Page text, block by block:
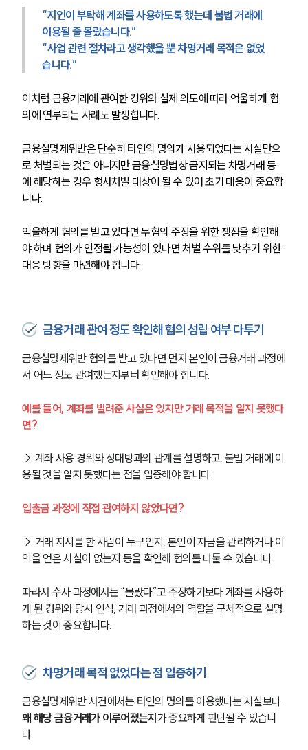
“지인이 부탁해 계좌를 사용하도록 했는데 불법 거래에
이용될 줄 몰랐습니다.”
“사업 관련 절차라고 생각했을 뿐 차명거래 목적은 없었
습니다.”
이처럼 금융거래에 관여한 경위와 실제 의도에 따라 억울하게 혐
의에 연루되는 사례도 발생합니다.
금융실명제위반은 단순히 타인의 명의가 사용되었다는 사실만으
로 처벌되는 것은 아니지만 금융실명법상 금지되는 차명거래 등
에 해당하는 경우 형사처벌 대상이 될 수 있어 초기 대응이 중요합
니다.
억울하게 혐의를 받고 있다면 무혐의 주장을 위한 쟁점을 확인해
야 하며 혐의가 인정될 가능성이 있다면 처벌 수위를 낮추기 위한
대응 방향을 마련해야 합니다.
금융거래 관여 정도 확인해 혐의 성립 여부 다투기
금융실명제위반 혐의를 받고 있다면 먼저 본인이 금융거래 과정에
서 어느 정도 관여했는지부터 확인해야 합니다.
예를 들어, 계좌를 빌려준 사실은 있지만 거래 목적을 알지 못했다
면?
→ 계좌 사용 경위와 상대방과의 관계를 설명하고, 불법 거래에 이
용될 것을 알지 못했다는 점을 입증해야 합니다.
입출금 과정에 직접 관여하지 않았다면?
→ 거래 지시를 한 사람이 누구인지, 본인이 자금을 관리하거나 이
익을 얻은 사실이 없는지 등을 확인해 혐의를 다툴 수 있습니다.
따라서 수사 과정에서는 “몰랐다”고 주장하기보다 계좌를 사용하
게 된 경위와 당시 인식, 거래 과정에서의 역할을 구체적으로 설명
하는 것이 중요합니다.
차명거래 목적 없었다는 점 입증하기
금융실명제위반 사건에서는 타인의 명의를 이용했다는 사실보다
왜 해당 금융거래가 이루어졌는지 가 중요하게 판단될 수 있습니
다.